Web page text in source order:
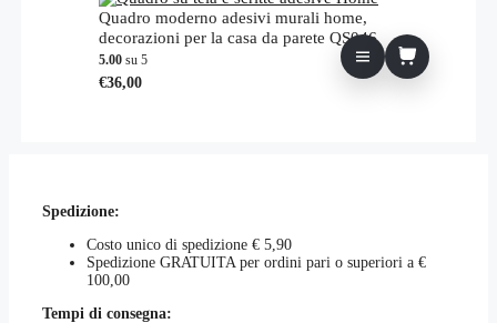
Quadro moderno adesivi murali home,
decorazioni per la casa da parete QS046
5.00 su 5
€36,00
Spedizione:
Costo unico di spedizione € 5,90
Spedizione GRATUITA per ordini pari o superiori a €
100,00
Tempi di consegna: